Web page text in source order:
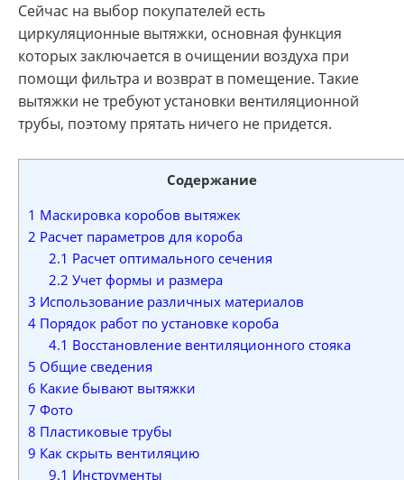
Сейчас на выбор покупателей есть
циркуляционные вытяжки, основная функция
которых заключается в очищении воздуха при
помощи фильтра и возврат в помещение. Такие
вытяжки не требуют установки вентиляционной
трубы, поэтому прятать ничего не придется.
Содержание
1 Маскировка коробов вытяжек
2 Расчет параметров для короба
2.1 Расчет оптимального сечения
2.2 Учет формы и размера
3 Использование различных материалов
4 Порядок работ по установке короба
4.1 Восстановление вентиляционного стояка
5 Общие сведения
6 Какие бывают вытяжки
7 Фото
8 Пластиковые трубы
9 Как скрыть вентиляцию
9.1 Инструменты